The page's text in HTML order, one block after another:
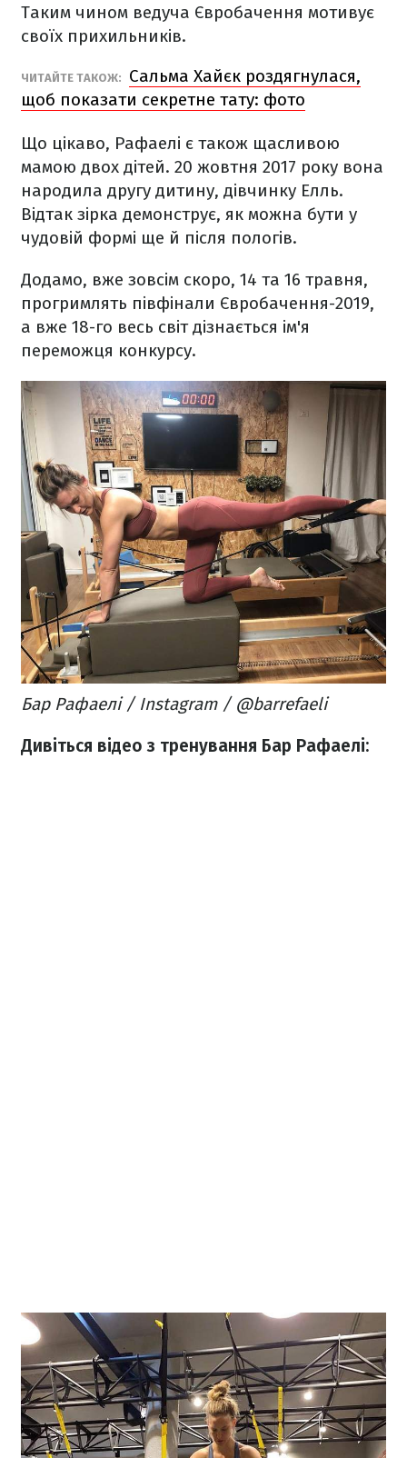
Таким чином ведуча Євробачення мотивує
своїх прихильників.
ЧИТАЙТЕ ТАКОЖ:
Сальма Хайєк роздягнулася,
щоб показати секретне тату: фото
Що цікаво, Рафаелі є також щасливою
мамою двох дітей. 20 жовтня 2017 року вона
народила другу дитину, дівчинку Елль.
Відтак зірка демонструє, як можна бути у
чудовій формі ще й після пологів.
Додамо, вже зовсім скоро, 14 та 16 травня,
прогримлять півфінали Євробачення-2019,
а вже 18-го весь світ дізнається ім'я
переможця конкурсу.
Бар Рафаелі / Instagram / @barrefaeli
Дивіться відео з тренування Бар Рафаелі: